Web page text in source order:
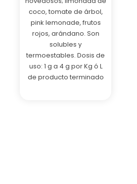
coco, tomate de árbol,
pink lemonade, frutos
rojos, arándano. Son
solubles y
termoestables. Dosis de
uso: 1 g a 4 g por Kg ó L
de producto terminado